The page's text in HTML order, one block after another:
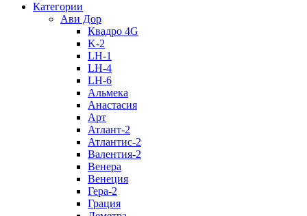
Категории
Ави Дор
Квадро 4G
K-2
LH-1
LH-4
LH-6
Альмека
Анастасия
Арт
Атлант-2
Атлантис-2
Валентия-2
Венера
Венеция
Гера-2
Грация